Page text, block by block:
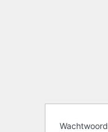
Wachtwoord